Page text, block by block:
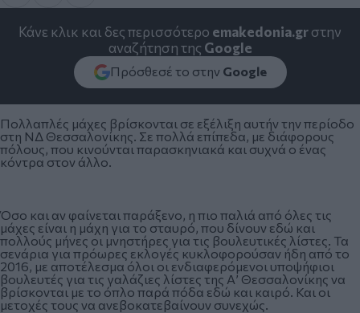
Κάνε κλικ και δες περισσότερο emakedonia.grστην
αναζήτηση της Google
Πρόσθεσέ το στην Google
Πολλαπλές μάχες βρίσκονται σε εξέλιξη αυτήν την περίοδο
στη ΝΔ Θεσσαλονίκης. Σε πολλά επίπεδα, με διάφορους
πόλους, που κινούνται παρασκηνιακά και συχνά ο ένας
κόντρα στον άλλο.
Όσο και αν φαίνεται παράξενο, η πιο παλιά από όλες τις
μάχες είναι η μάχη για το σταυρό, που δίνουν εδώ και
πολλούς μήνες οι μνηστήρες για τις βουλευτικές λίστες. Τα
σενάρια για πρόωρες εκλογές κυκλοφορούσαν ήδη από το
2016, με αποτέλεσμα όλοι οι ενδιαφερόμενοι υποψήφιοι
βουλευτές για τις γαλάζιες λίστες της Α’ Θεσσαλονίκης να
βρίσκονται με το όπλο παρά πόδα εδώ και καιρό. Και οι
μετοχές τους να ανεβοκατεβαίνουν συνεχώς.